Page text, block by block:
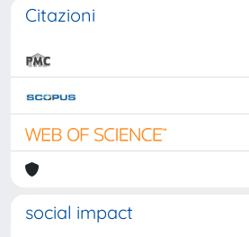
Citazioni
social impact